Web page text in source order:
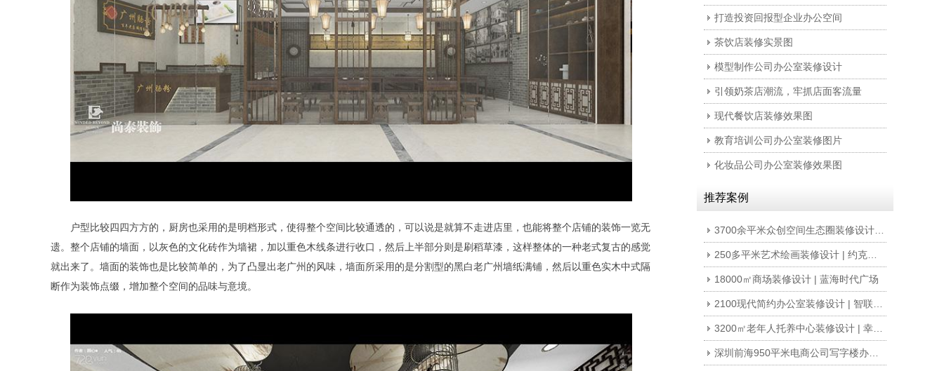
户型比较四四方方的，厨房也采用的是明档形式，使得整个空间比较通透的，可以说是就算不走进店里，也能将整个店铺的装饰一览无
遗。整个店铺的墙面，以灰色的文化砖作为墙裙，加以重色木线条进行收口，然后上半部分则是刷稻草漆，这样整体的一种老式复古的感觉
就出来了。墙面的装饰也是比较简单的，为了凸显出老广州的风味，墙面所采用的是分割型的黑白老广州墙纸满铺，然后以重色实木中式隔
断作为装饰点缀，增加整个空间的品味与意境。
打造投资回报型企业办公空间
茶饮店装修实景图
模型制作公司办公室装修设计
引领奶茶店潮流，牢抓店面客流量
现代餐饮店装修效果图
教育培训公司办公室装修图片
化妆品公司办公室装修效果图
推荐案例
3700余平米众创空间生态圈装修设计 | 微谷众创
250多平米艺术绘画装修设计 | 约克艺术
18000㎡商场装修设计 | 蓝海时代广场
2100现代简约办公室装修设计 | 智联招聘
3200㎡老年人托养中心装修设计 | 幸福世家
深圳前海950平米电商公司写字楼办公室装修设计案例